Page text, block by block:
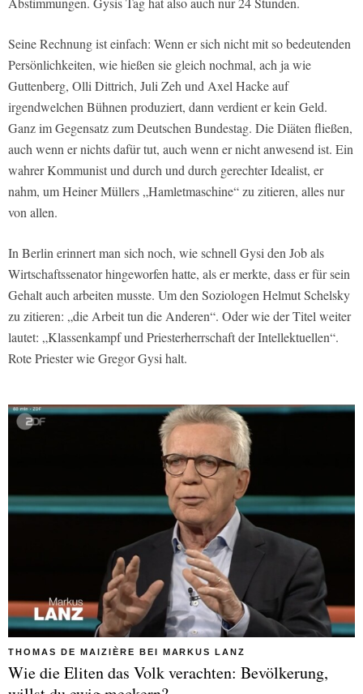
Seine Rechnung ist einfach: Wenn er sich nicht mit so bedeutenden
Persönlichkeiten, wie hießen sie gleich nochmal, ach ja wie
Guttenberg, Olli Dittrich, Juli Zeh und Axel Hacke auf
irgendwelchen Bühnen produziert, dann verdient er kein Geld.
Ganz im Gegensatz zum Deutschen Bundestag. Die Diäten fließen,
auch wenn er nichts dafür tut, auch wenn er nicht anwesend ist. Ein
wahrer Kommunist und durch und durch gerechter Idealist, er
nahm, um Heiner Müllers „Hamletmaschine“ zu zitieren, alles nur
von allen.
In Berlin erinnert man sich noch, wie schnell Gysi den Job als
Wirtschaftssenator hingeworfen hatte, als er merkte, dass er für sein
Gehalt auch arbeiten musste. Um den Soziologen Helmut Schelsky
zu zitieren: „die Arbeit tun die Anderen“. Oder wie der Titel weiter
lautet: „Klassenkampf und Priesterherrschaft der Intellektuellen“.
Rote Priester wie Gregor Gysi halt.
THOMAS DE MAIZIÈRE BEI MARKUS LANZ
Wie die Eliten das Volk verachten: Bevölkerung,